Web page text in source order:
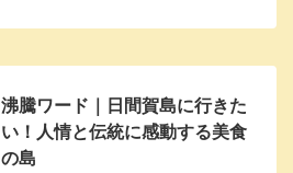
沸騰ワード｜日間賀島に行きた
い！人情と伝統に感動する美食
の島